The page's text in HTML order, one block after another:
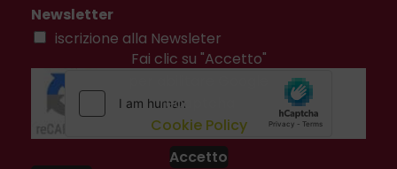
Newsletter
iscrizione alla Newsleter
Fai clic su "Accetto"
recaptcha
Cookie Policy
Accetto